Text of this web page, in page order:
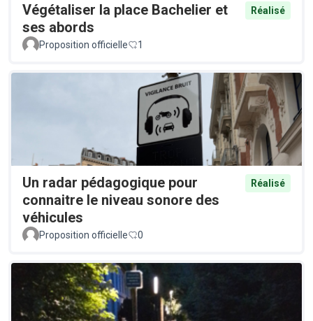
Végétaliser la place Bachelier et
ses abords
Réalisé
Proposition officielle 1
Un radar pédagogique pour
connaitre le niveau sonore des
véhicules
Réalisé
Proposition officielle 0